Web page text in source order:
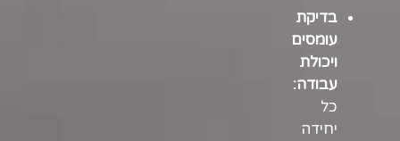
בדיקת
עומסים
ויכולת
עבודה:
כל
יחידה